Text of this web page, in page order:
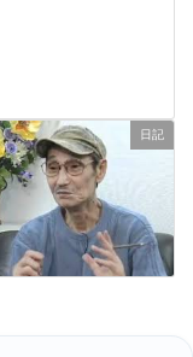
日記